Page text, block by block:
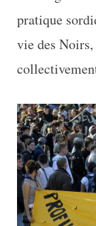
pratique
vie des